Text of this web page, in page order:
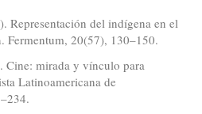
Representación del indígena en el
Fermentum, 20(57), 130–150.
Cine: mirada y vínculo para
Latinoamericana de